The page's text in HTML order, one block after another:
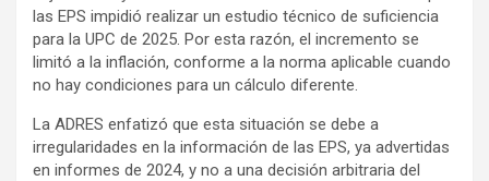
las EPS impidió realizar un estudio técnico de suficiencia
para la UPC de 2025. Por esta razón, el incremento se
limitó a la inflación, conforme a la norma aplicable cuando
no hay condiciones para un cálculo diferente.
La ADRES enfatizó que esta situación se debe a
irregularidades en la información de las EPS, ya advertidas
en informes de 2024, y no a una decisión arbitraria del